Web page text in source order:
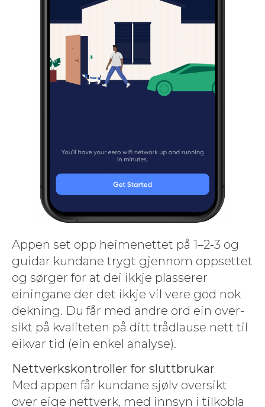
Appen set opp heimenet­tet på 1–2‑3 og
guidar kun­dane trygt gjen­nom oppset­tet
og sørg­er for at dei ikkje plasser­er
einingane der det ikkje vil vere god nok
dekn­ing. Du får med andre ord ein over­
sikt på kvaliteten på ditt tråd­lause nett til
eik­var tid (ein enkel analyse).
Nettverk­skon­troller for slut­tbrukar
Med appen får kun­dane sjølv over­sikt
over eige nettverk, med innsyn i tilkobla